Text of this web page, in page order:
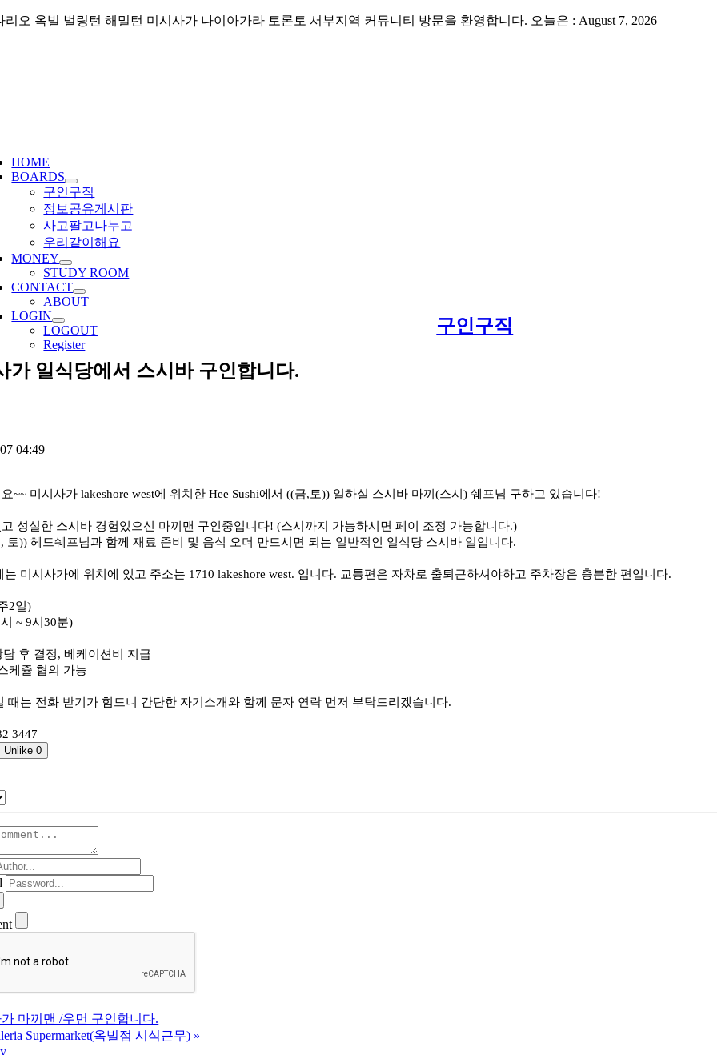
Skip
리오 옥빌 벌링턴 해밀턴 미시사가 나이아가라 토론토 서부지역 커뮤니티 방문을 환영합니다. 오늘은 : August 7, 2026
HOME
BOARDS
구인구직
정보공유게시판
사고팔고나누고
우리같이해요
MONEY
STUDY ROOM
CONTACT
ABOUT
LOGIN
LOGOUT
Register
구인구직
가 일식당에서 스시바 구인합니다.
04:49
~~ 미시사가 lakeshore west에 위치한 Hee Sushi에서 ((금,토)) 일하실 스시바 마끼(스시) 쉐프님 구하고 있습니다!
성실한 스시바 경험있으신 마끼맨 구인중입니다! (스시까지 가능하시면 페이 조정 가능합니다.)
토)) 헤드쉐프님과 함께 재료 준비 및 음식 오더 만드시면 되는 일반적인 일식당 스시바 일입니다.
는 미시사가에 위치에 있고 주소는 1710 lakeshore west. 입니다. 교통편은 자차로 출퇴근하셔야하고 주차장은 충분한 편입니다.
2일)
~ 9시30분)
담 후 결정, 베케이션비 지급
케쥴 협의 가능
때는 전화 받기가 힘드니 간단한 자기소개와 함께 문자 연락 먼저 부탁드리겠습니다.
3447
Unlike0
마끼맨 /우먼 구인합니다.
Supermarket(옥빌점 시식근무) »